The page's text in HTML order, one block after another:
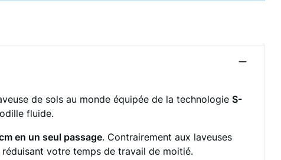
de sols au monde équipée de la technologie S-
fluide.
en un seul passage. Contrairement aux laveuses
réduisant votre temps de travail de moitié.